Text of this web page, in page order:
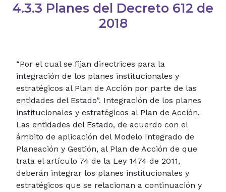
4.3.3 Planes del Decreto 612 de
2018
“Por el cual se fijan directrices para la
integración de los planes institucionales y
estratégicos al Plan de Acción por parte de las
entidades del Estado”. Integración de los planes
institucionales y estratégicos al Plan de Acción.
Las entidades del Estado, de acuerdo con el
ámbito de aplicación del Modelo Integrado de
Planeación y Gestión, al Plan de Acción de que
trata el artículo 74 de la Ley 1474 de 2011,
deberán integrar los planes institucionales y
estratégicos que se relacionan a continuación y